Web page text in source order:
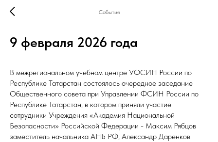
События
9 февраля 2026 года
В межрегиональном учебном центре УФСИН России по
Республике Татарстан состоялось очередное заседание
Общественного совета при Управлении ФСИН России по
Республике Татарстан, в котором приняли участие
сотрудники Учреждения «Академия Национальной
Безопасности» Российской Федерации - Максим Рябцов
заместитель начальника АНБ РФ, Александр Даренков